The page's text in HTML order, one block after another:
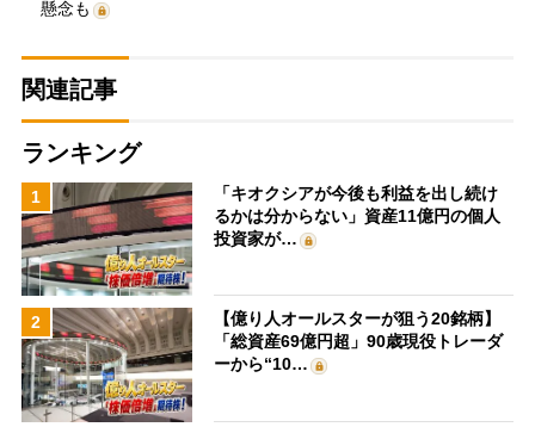
懸念も
関連記事
ランキング
1
「キオクシアが今後も利益を出し続け
るかは分からない」資産11億円の個人
投資家が…
2
【億り人オールスターが狙う20銘柄】
「総資産69億円超」90歳現役トレーダ
ーから“10…